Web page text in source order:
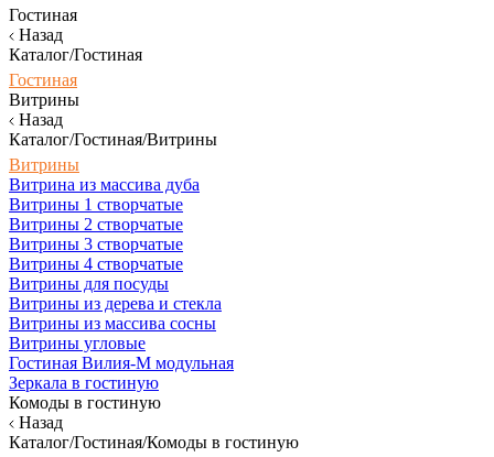
Гостиная
Назад
Каталог/Гостиная
Гостиная
Витрины
Назад
Каталог/Гостиная/Витрины
Витрины
Витрина из массива дуба
Витрины 1 створчатые
Витрины 2 створчатые
Витрины 3 створчатые
Витрины 4 створчатые
Витрины для посуды
Витрины из дерева и стекла
Витрины из массива сосны
Витрины угловые
Гостиная Вилия-М модульная
Зеркала в гостиную
Комоды в гостиную
Назад
Каталог/Гостиная/Комоды в гостиную